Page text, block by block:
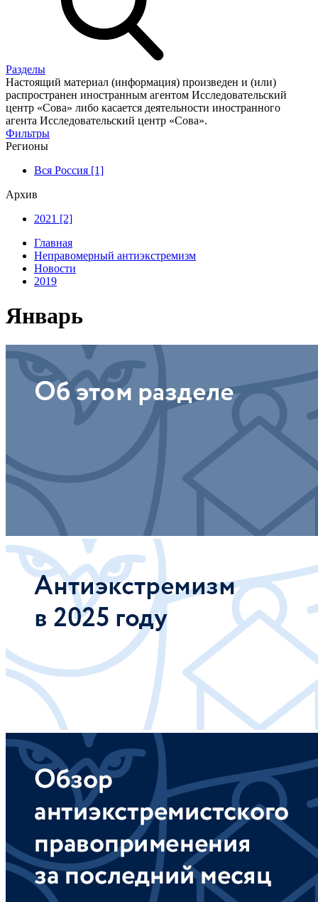
Разделы
Настоящий материал (информация) произведен и (или)
распространен иностранным агентом Исследовательский
центр «Сова» либо касается деятельности иностранного
агента Исследовательский центр «Сова».
Фильтры
Регионы
Вся Россия [1]
Архив
2021 [2]
Главная
Неправомерный антиэкстремизм
Новости
2019
Январь